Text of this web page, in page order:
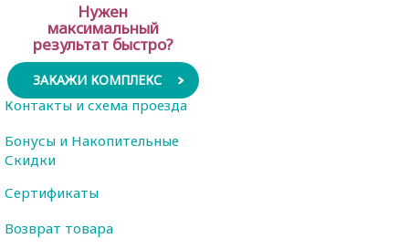
Нужен
максимальный
результат быстро?
ЗАКАЖИ КОМПЛЕКС
Контакты и схема проезда
Бонусы и Накопительные
Скидки
Сертификаты
Возврат товара